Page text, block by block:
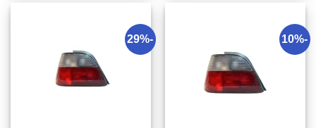
-10%
-29%